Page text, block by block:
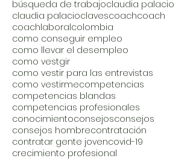
búsqueda de trabajoclaudia palacio
claudia palacioclavescoachcoach
coachlaboralcolombia
como conseguir empleo
como llevar el desempleo
como vestgir
como vestir para las entrevistas
como vestirmecompetencias
competencias blandas
competencias profesionales
conocimientoconsejosconsejos
consejos hombrecontratación
contratar gente jovencovid-19
crecimiento profesional